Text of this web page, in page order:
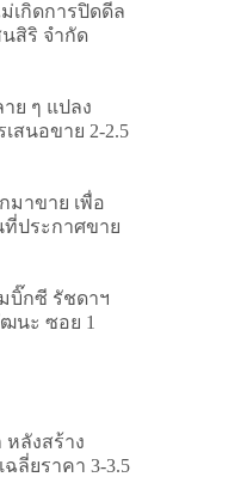
เกิดการปิดดีล
สิริ จำกัด
ย ๆ แปลง
สนอขาย 2-2.5
าขาย เพื่อ
ประกาศขาย
บิ๊กซี รัชดาฯ
นะ ซอย 1
ลังสร้าง
ลี่ยราคา 3-3.5